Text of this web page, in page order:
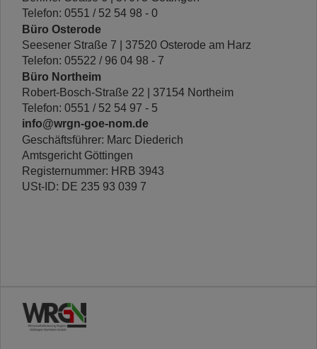
Telefon: 0551 / 52 54 98 - 0
Büro Osterode
Seesener Straße 7 | 37520 Osterode am Harz
Telefon: 05522 / 96 04 98 - 7
Büro Northeim
Robert-Bosch-Straße 22 | 37154 Northeim
Telefon: 0551 / 52 54 97 - 5
info@wrgn-goe-nom.de
Geschäftsführer: Marc Diederich
Amtsgericht Göttingen
Registernummer: HRB 3943
USt-ID: DE 235 93 039 7